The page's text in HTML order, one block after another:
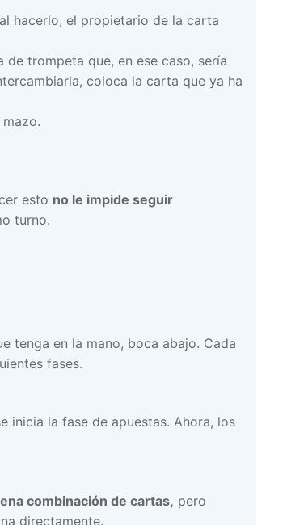
hacerlo, el propietario de la carta
trompeta que, en ese caso, sería
coloca la carta que ya ha
esto no le impide seguir
turno.
tenga en la mano, boca abajo. Cada
fases.
inicia la fase de apuestas. Ahora, los
combinación de cartas, pero
directamente.